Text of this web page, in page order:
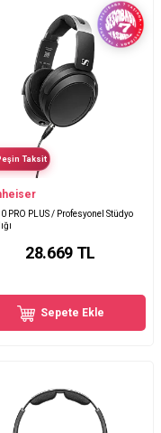
Taksit
PRO PLUS / Profesyonel Stüdyo
28.669TL
Sepete Ekle